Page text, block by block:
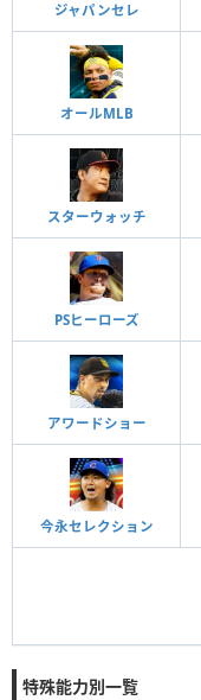
ジャパンセレ
オールMLB
スターウォッチ
PSヒーローズ
アワードショー
今永セレクション
特殊能力別一覧